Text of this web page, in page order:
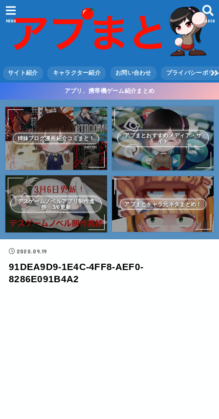
SEARCH
MENU
サイト紹介 キャラクター紹介 お問い合わせ プライバシーポリ
アプリ、携帯機ゲーム紹介まとめ
姉妹ブログ漫画紹介コミまと！
アプまとおすすめメディア・サ
イト
デスゲームノベルアプリ制作進
捗 3/6更新
アプまとキャラ元ネタまとめ！
2020.09.19
91DEA9D9-1E4C-4FF8-AEF0-
8286E091B4A2